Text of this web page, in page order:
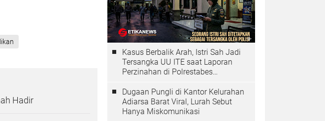
Hadir
Kasus Berbalik Arah, Istri Sah Jadi
Tersangka UU ITE saat Laporan
Perzinahan di Polrestabes
Dugaan Pungli di Kantor Kelurahan
Adiarsa Barat Viral, Lurah Sebut
Hanya Miskomunikasi